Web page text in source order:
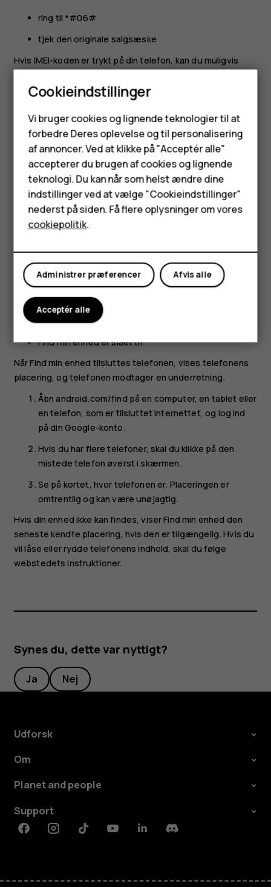
Smartphones
Feature-telefoner
Tilbehør
HMD Terra M
Tablets
Min konto
ring til *#06#
tjek den originale salgsæske
Hvis IMEI-koden er trykt på din telefon, kan du muligvis
telefon har et aftageligt cover.
Find eller lås telefonen
Hvis du mister telefonen, kan du måske finde den igen,
låse den eller eksternt rydde indholdet, hvis du er logget
ind på en Google-konto. Find min enhed er som standard
aktiveret på telefoner, som er tilknyttet en Google-konto.
Hvis du vil bruge Find min enhed, skal din mistede telefon
være:
Forbundet til mobildata eller Wi-Fi
Synlig på Google Play
Placering slået til
Find min enhed er slået til
Når Find min enhed tilsluttes telefonen, vises telefonens
placering, og telefonen modtager en underretning.
Åbn android.com/find på en computer, en tablet eller
en telefon, som er tilsluttet internettet, og log ind
på din Google-konto.
Hvis du har flere telefoner, skal du klikke på den
mistede telefon øverst i skærmen.
Se på kortet, hvor telefonen er. Placeringen er
omtrentlig og kan være unøjagtig.
Hvis din enhed ikke kan findes, viser Find min enhed den
seneste kendte placering, hvis den er tilgængelig. Hvis du
vil låse eller rydde telefonens indhold, skal du følge
webstedets instruktioner.
Synes du, dette var nyttigt?
Ja Nej
Udforsk
Om
Planet and people
Support
FacebookInstagramTiktokYoutubeLinkedinDiscord
Cookieindstillinger
Vi bruger cookies og lignende teknologier til at
forbedre Deres oplevelse og til personalisering
af annoncer. Ved at klikke på "Acceptér alle"
accepterer du brugen af cookies og lignende
teknologi. Du kan når som helst ændre dine
indstillinger ved at vælge "Cookieindstillinger"
nederst på siden. Få flere oplysninger om vores
cookiepolitik.
Afvis alle
Administrer præferencer
Acceptér alle